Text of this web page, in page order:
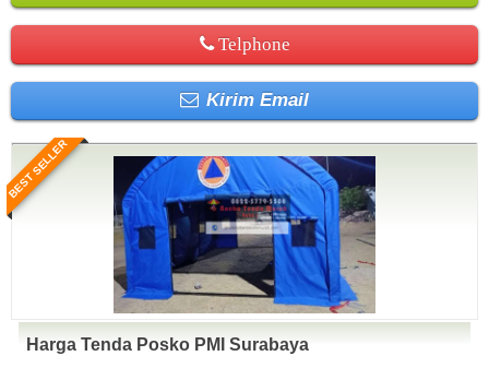
Telphone
Kirim Email
BEST SELLER
Harga Tenda Posko PMI Surabaya